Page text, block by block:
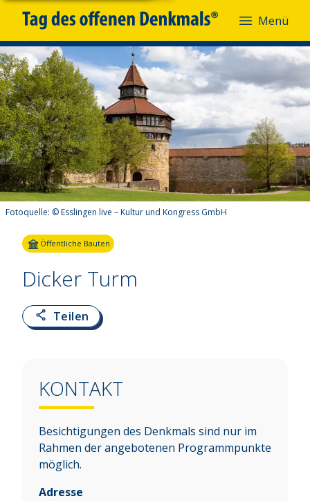
Menü
Fotoquelle: © Esslingen live – Kultur und Kongress GmbH
Öffentliche Bauten
Dicker Turm
Teilen
KONTAKT
Besichtigungen des Denkmals sind nur im
Rahmen der angebotenen Programmpunkte
möglich.
Adresse